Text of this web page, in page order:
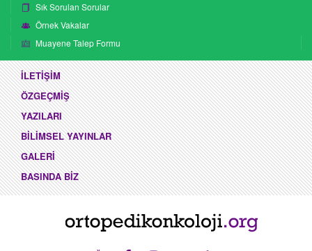
Sık Sorulan Sorular
Örnek Vakalar
Muayene Talep Formu
İLETİŞİM
ÖZGEÇMİŞ
YAZILARI
BİLİMSEL YAYINLAR
GALERİ
BASINDA BİZ